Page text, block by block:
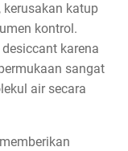
katup
kontrol.
karena
sangat
air secara